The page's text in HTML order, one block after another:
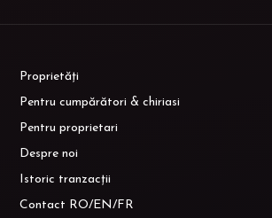
Proprietăți
Pentru cumpărători & chiriasi
Pentru proprietari
Despre noi
Istoric tranzacții
Contact RO/EN/FR